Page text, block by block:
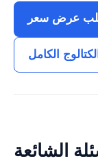
عرض سعر
الكامل
الشائعة